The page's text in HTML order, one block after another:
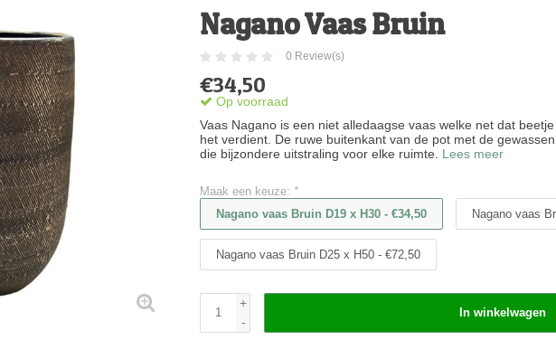
Nagano Vaas Bruin
0 Review(s)
€34,50
Op voorraad
Vaas Nagano is een niet alledaagse vaas welke net dat
het verdient. De ruwe buitenkant van de pot met de
die bijzondere uitstraling voor elke ruimte. Lees meer
Maak een keuze: *
Nagano vaas Bruin D19 x H30 - €34,50
Nagano vaas
Nagano vaas Bruin D25 x H50 - €72,50
+
-
In winkelwagen